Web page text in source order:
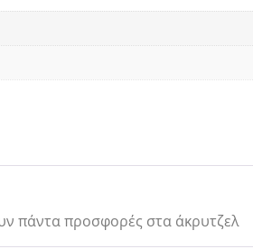
πάντα προσφορές στα άκρυτζελ